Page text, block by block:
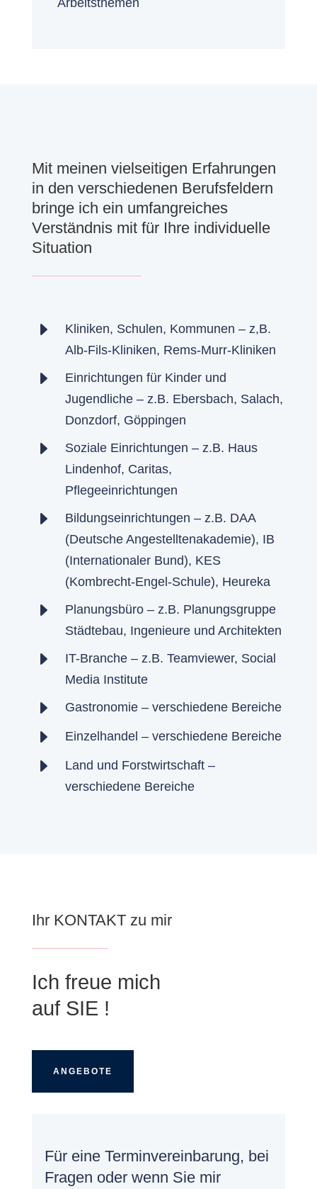
Arbeitsthemen
Mit meinen vielseitigen Erfahrungen
in den verschiedenen Berufsfeldern
bringe ich ein umfangreiches
Verständnis mit für Ihre individuelle
Situation
E
Kliniken, Schulen, Kommunen – z,B.
Alb-Fils-Kliniken, Rems-Murr-Kliniken
E
Einrichtungen für Kinder und
Jugendliche – z.B. Ebersbach, Salach,
Donzdorf, Göppingen
E
Soziale Einrichtungen – z.B. Haus
Lindenhof, Caritas,
Pflegeeinrichtungen
E
Bildungseinrichtungen – z.B. DAA
(Deutsche Angestelltenakademie), IB
(Internationaler Bund), KES
(Kombrecht-Engel-Schule), Heureka
E
Planungsbüro – z.B. Planungsgruppe
Städtebau, Ingenieure und Architekten
E
IT-Branche – z.B. Teamviewer, Social
Media Institute
E Gastronomie – verschiedene Bereiche
E Einzelhandel – verschiedene Bereiche
E
Land und Forstwirtschaft –
verschiedene Bereiche
Ihr KONTAKT zu mir
Ich freue mich
auf SIE !
ANGEBOTE
Für eine Terminvereinbarung, bei
Fragen oder wenn Sie mir